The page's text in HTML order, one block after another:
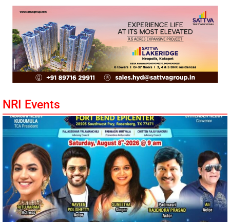
NRI Events